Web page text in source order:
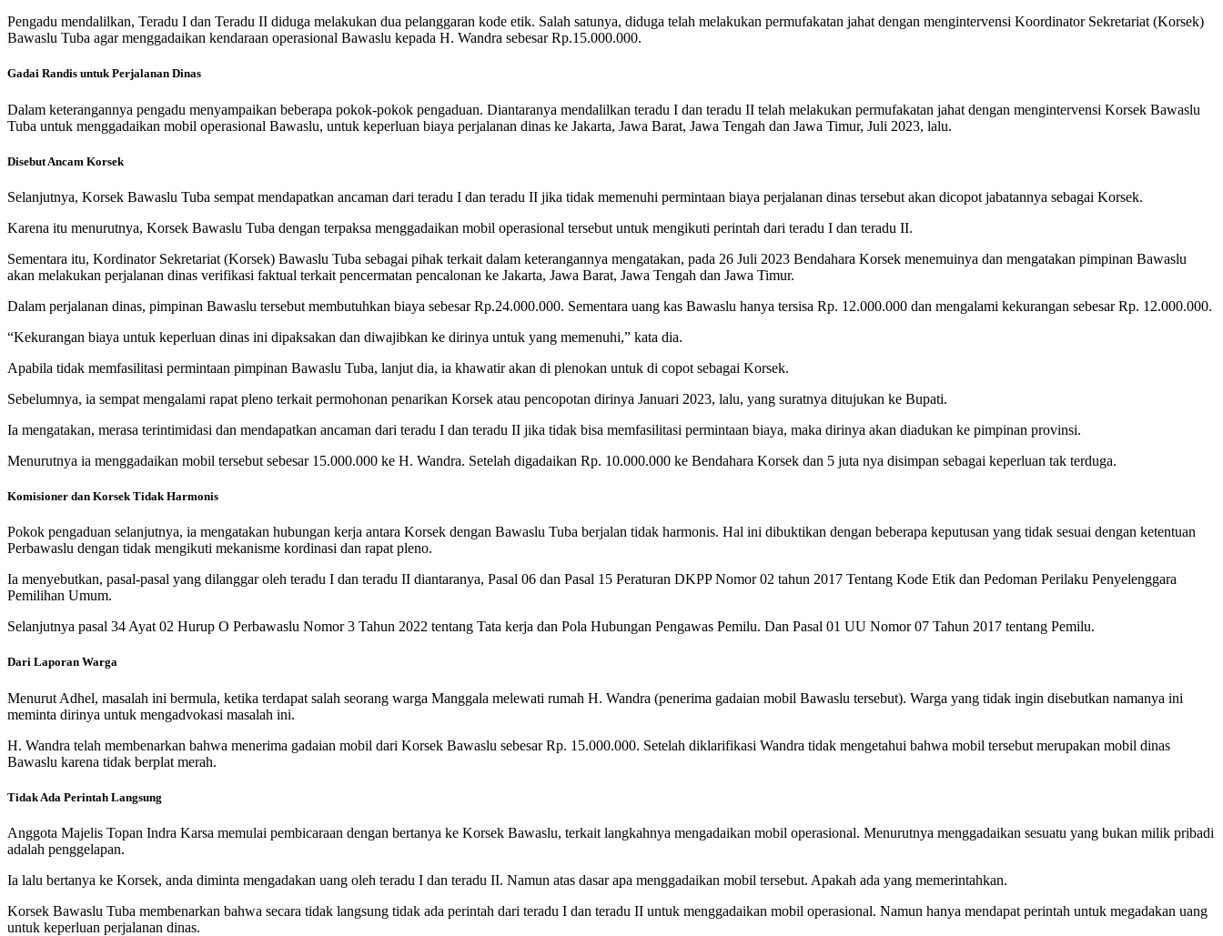
Pengadu mendalilkan, Teradu I dan Teradu II diduga melakukan dua pelanggaran kode etik. Salah satunya, diduga telah melakukan permufakatan jahat dengan mengintervensi Koordinator Sekretariat (Korsek)
Bawaslu Tuba agar menggadaikan kendaraan operasional Bawaslu kepada H. Wandra sebesar Rp.15.000.000.
Gadai Randis untuk Perjalanan Dinas
Dalam keterangannya pengadu menyampaikan beberapa pokok-pokok pengaduan. Diantaranya mendalilkan teradu I dan teradu II telah melakukan permufakatan jahat dengan mengintervensi Korsek Bawaslu
Tuba untuk menggadaikan mobil operasional Bawaslu, untuk keperluan biaya perjalanan dinas ke Jakarta, Jawa Barat, Jawa Tengah dan Jawa Timur, Juli 2023, lalu.
Disebut Ancam Korsek
Selanjutnya, Korsek Bawaslu Tuba sempat mendapatkan ancaman dari teradu I dan teradu II jika tidak memenuhi permintaan biaya perjalanan dinas tersebut akan dicopot jabatannya sebagai Korsek.
Karena itu menurutnya, Korsek Bawaslu Tuba dengan terpaksa menggadaikan mobil operasional tersebut untuk mengikuti perintah dari teradu I dan teradu II.
Sementara itu, Kordinator Sekretariat (Korsek) Bawaslu Tuba sebagai pihak terkait dalam keterangannya mengatakan, pada 26 Juli 2023 Bendahara Korsek menemuinya dan mengatakan pimpinan Bawaslu
akan melakukan perjalanan dinas verifikasi faktual terkait pencermatan pencalonan ke Jakarta, Jawa Barat, Jawa Tengah dan Jawa Timur.
Dalam perjalanan dinas, pimpinan Bawaslu tersebut membutuhkan biaya sebesar Rp.24.000.000. Sementara uang kas Bawaslu hanya tersisa Rp. 12.000.000 dan mengalami kekurangan sebesar Rp. 12.000.000.
“Kekurangan biaya untuk keperluan dinas ini dipaksakan dan diwajibkan ke dirinya untuk yang memenuhi,” kata dia.
Apabila tidak memfasilitasi permintaan pimpinan Bawaslu Tuba, lanjut dia, ia khawatir akan di plenokan untuk di copot sebagai Korsek.
Sebelumnya, ia sempat mengalami rapat pleno terkait permohonan penarikan Korsek atau pencopotan dirinya Januari 2023, lalu, yang suratnya ditujukan ke Bupati.
Ia mengatakan, merasa terintimidasi dan mendapatkan ancaman dari teradu I dan teradu II jika tidak bisa memfasilitasi permintaan biaya, maka dirinya akan diadukan ke pimpinan provinsi.
Menurutnya ia menggadaikan mobil tersebut sebesar 15.000.000 ke H. Wandra. Setelah digadaikan Rp. 10.000.000 ke Bendahara Korsek dan 5 juta nya disimpan sebagai keperluan tak terduga.
Komisioner dan Korsek Tidak Harmonis
Pokok pengaduan selanjutnya, ia mengatakan hubungan kerja antara Korsek dengan Bawaslu Tuba berjalan tidak harmonis. Hal ini dibuktikan dengan beberapa keputusan yang tidak sesuai dengan ketentuan
Perbawaslu dengan tidak mengikuti mekanisme kordinasi dan rapat pleno.
Ia menyebutkan, pasal-pasal yang dilanggar oleh teradu I dan teradu II diantaranya, Pasal 06 dan Pasal 15 Peraturan DKPP Nomor 02 tahun 2017 Tentang Kode Etik dan Pedoman Perilaku Penyelenggara
Pemilihan Umum.
Selanjutnya pasal 34 Ayat 02 Hurup O Perbawaslu Nomor 3 Tahun 2022 tentang Tata kerja dan Pola Hubungan Pengawas Pemilu. Dan Pasal 01 UU Nomor 07 Tahun 2017 tentang Pemilu.
Dari Laporan Warga
Menurut Adhel, masalah ini bermula, ketika terdapat salah seorang warga Manggala melewati rumah H. Wandra (penerima gadaian mobil Bawaslu tersebut). Warga yang tidak ingin disebutkan namanya ini
meminta dirinya untuk mengadvokasi masalah ini.
H. Wandra telah membenarkan bahwa menerima gadaian mobil dari Korsek Bawaslu sebesar Rp. 15.000.000. Setelah diklarifikasi Wandra tidak mengetahui bahwa mobil tersebut merupakan mobil dinas
Bawaslu karena tidak berplat merah.
Tidak Ada Perintah Langsung
Anggota Majelis Topan Indra Karsa memulai pembicaraan dengan bertanya ke Korsek Bawaslu, terkait langkahnya mengadaikan mobil operasional. Menurutnya menggadaikan sesuatu yang bukan milik pribadi
adalah penggelapan.
Ia lalu bertanya ke Korsek, anda diminta mengadakan uang oleh teradu I dan teradu II. Namun atas dasar apa menggadaikan mobil tersebut. Apakah ada yang memerintahkan.
Korsek Bawaslu Tuba membenarkan bahwa secara tidak langsung tidak ada perintah dari teradu I dan teradu II untuk menggadaikan mobil operasional. Namun hanya mendapat perintah untuk megadakan uang
untuk keperluan perjalanan dinas.